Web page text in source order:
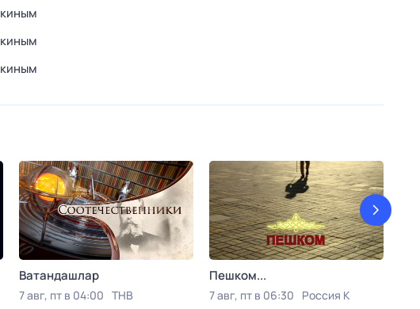
Ватандашлар
7 авг, пт в 04:00 ТНВ
Пешком...
7 авг, пт в 06:30 Россия К